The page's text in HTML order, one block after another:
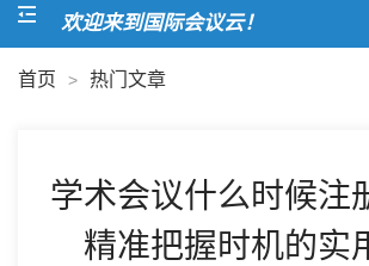
欢迎来到国际会议云！
首页 > 热门文章
学术会议什么时候注
精准把握时机的实